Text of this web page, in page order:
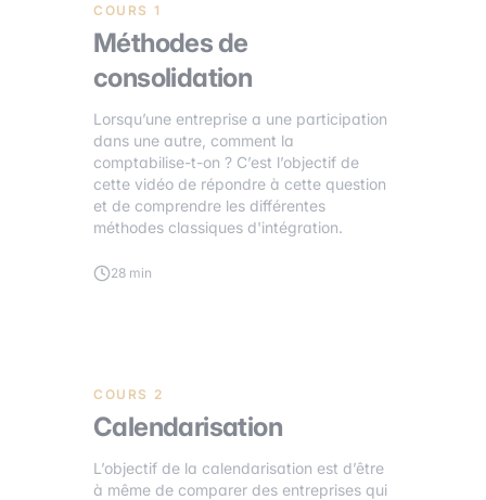
COURS 1
Méthodes de
consolidation
Lorsqu’une entreprise a une participation
dans une autre, comment la
comptabilise-t-on ? C’est l’objectif de
cette vidéo de répondre à cette question
et de comprendre les différentes
méthodes classiques d'intégration.
28 min
COURS 2
Calendarisation
L’objectif de la calendarisation est d’être
à même de comparer des entreprises qui